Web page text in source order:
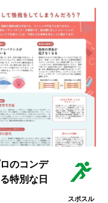
タビュー
エット
トレーナー
ーツ豆知識
イエット
介
ットボール
のコンデ
特別な日
スポスル